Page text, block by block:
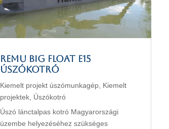
REMU Big Float E15
úszókotró
Kiemelt projekt úszómunkagép Kiemelt
projektek Úszókotró
Úszó lánctalpas kotró Magyarországi
üzembe helyezéséhez szükséges